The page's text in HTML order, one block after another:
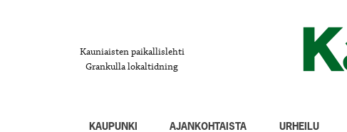
Kauniaisten paikallislehti
Grankulla lokaltidning
KAUPUNKI
AJANKOHTAISTA
URHEILU